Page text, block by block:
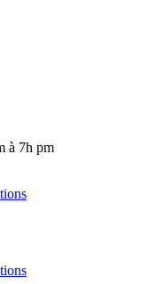
à 7h pm